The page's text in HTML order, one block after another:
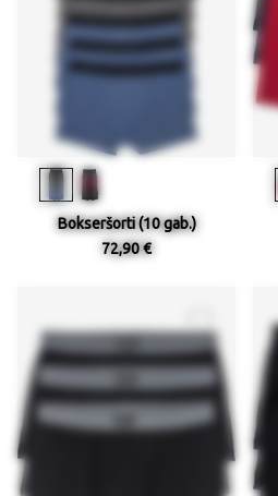
Bokseršorti (10 gab.)
72,90 €